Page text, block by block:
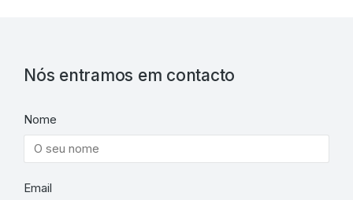
Nós entramos em contacto
Nome
Email